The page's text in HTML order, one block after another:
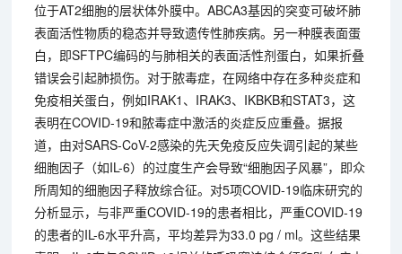
位于AT2细胞的层状体外膜中。ABCA3基因的突变可破坏肺
表面活性物质的稳态并导致遗传性肺疾病。另一种膜表面蛋
白，即SFTPC编码的与肺相关的表面活性剂蛋白，如果折叠
错误会引起肺损伤。对于脓毒症，在网络中存在多种炎症和
免疫相关蛋白，例如IRAK1、IRAK3、IKBKB和STAT3，这
表明在COVID-19和脓毒症中激活的炎症反应重叠。据报
道，由对SARS-CoV-2感染的先天免疫反应失调引起的某些
细胞因子（如IL-6）的过度生产会导致“细胞因子风暴”，即众
所周知的细胞因子释放综合征。对5项COVID-19临床研究的
分析显示，与非严重COVID-19的患者相比，严重COVID-19
的患者的IL-6水平升高，平均差异为33.0 pg / ml。这些结果